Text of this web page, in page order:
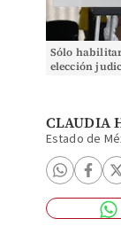
Sólo
elección
CLAUDIA
Estado de